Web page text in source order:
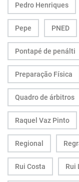
Pedro Henriques
Pepe PNED
Pontapé de penálti
Preparação Física
Quadro de árbitros
Raquel Vaz Pinto
Regional
Rui Costa Rui